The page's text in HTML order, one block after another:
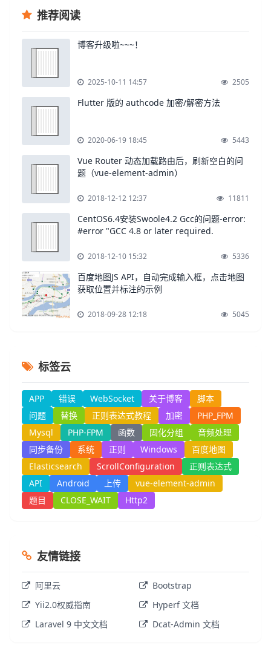
推荐阅读
博客升级啦~~~！
2025-10-11 14:57 2505
Flutter 版的 authcode 加密/解密方法
2020-06-19 18:45 5443
Vue Router 动态加载路由后，刷新空白的问
题（vue-element-admin）
2018-12-12 12:37 11811
CentOS6.4安装Swoole4.2 Gcc的问题-error:
#error "GCC 4.8 or later required.
2018-12-10 15:32 5336
百度地图JS API，自动完成输入框，点击地图
获取位置并标注的示例
2018-09-28 12:18 5045
标签云
APP 错误 WebSocket 关于博客
脚本
问题
替换 正则表达式教程 加密
PHP_FPM
Mysql
PHP-FPM 函数 固化分组
音频处理
同步备份
系统 正则 Windows
百度地图
Elasticsearch
ScrollConfiguration
正则表达式
API
Android 上传
vue-element-admin
题目
CLOSE_WAIT Http2
友情链接
阿里云
Bootstrap
Yii2.0权威指南
Hyperf 文档
Laravel 9 中文文档
Dcat-Admin 文档